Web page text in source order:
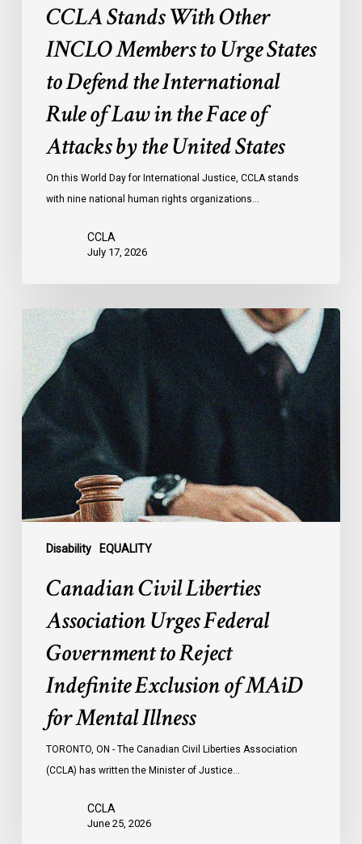
Face
CCLA Stands With Other
INCLO Members to Urge States
to Defend the International
Rule of Law in the Face of
Attacks by the United States
On this World Day for International Justice, CCLA stands
with nine national human rights organizations…
CCLA
July 17, 2026
Disability EQUALITY
Canadian
Civil
Liberties
Association
Urges
Federal
Government
to
Reject
Indefinite
Mental
Illness
Canadian Civil Liberties
Association Urges Federal
Government to Reject
Indefinite Exclusion of MAiD
for Mental Illness
TORONTO, ON - The Canadian Civil Liberties Association
(CCLA) has written the Minister of Justice…
CCLA
June 25, 2026